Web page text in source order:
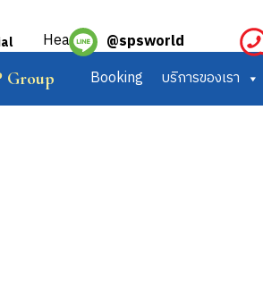
@spsworld
Group Booking บริการของเรา